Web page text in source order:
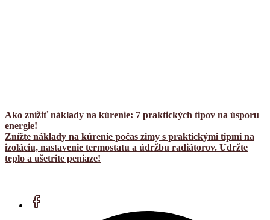
Ako znížiť náklady na kúrenie: 7 praktických tipov na úsporu
energie!
Znížte náklady na kúrenie počas zimy s praktickými tipmi na
izoláciu, nastavenie termostatu a údržbu radiátorov. Udržte
teplo a ušetrite peniaze!